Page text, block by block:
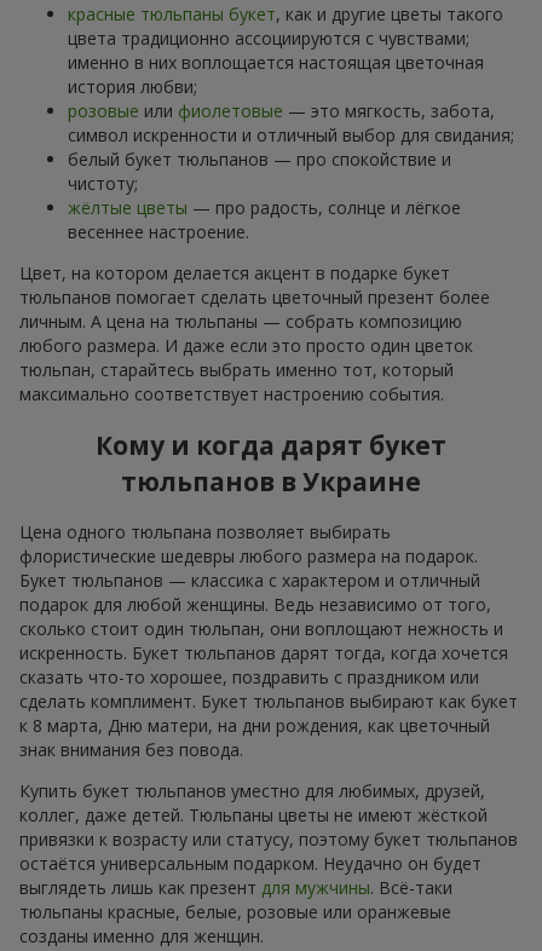
красные тюльпаны букет, как и другие цветы такого
цвета традиционно ассоциируются с чувствами;
именно в них воплощается настоящая цветочная
история любви;
розовые или фиолетовые — это мягкость, забота,
символ искренности и отличный выбор для свидания;
белый букет тюльпанов — про спокойствие и
чистоту;
жёлтые цветы — про радость, солнце и лёгкое
весеннее настроение.
Цвет, на котором делается акцент в подарке букет
тюльпанов помогает сделать цветочный презент более
личным. А цена на тюльпаны — собрать композицию
любого размера. И даже если это просто один цветок
тюльпан, старайтесь выбрать именно тот, который
максимально соответствует настроению события.
Кому и когда дарят букет
тюльпанов в Украине
Цена одного тюльпана позволяет выбирать
флористические шедевры любого размера на подарок.
Букет тюльпанов — классика с характером и отличный
подарок для любой женщины. Ведь независимо от того,
сколько стоит один тюльпан, они воплощают нежность и
искренность. Букет тюльпанов дарят тогда, когда хочется
сказать что-то хорошее, поздравить с праздником или
сделать комплимент. Букет тюльпанов выбирают как букет
к 8 марта, Дню матери, на дни рождения, как цветочный
знак внимания без повода.
Купить букет тюльпанов уместно для любимых, друзей,
коллег, даже детей. Тюльпаны цветы не имеют жёсткой
привязки к возрасту или статусу, поэтому букет тюльпанов
остаётся универсальным подарком. Неудачно он будет
выглядеть лишь как презент для мужчины. Всё-таки
тюльпаны красные, белые, розовые или оранжевые
созданы именно для женщин.